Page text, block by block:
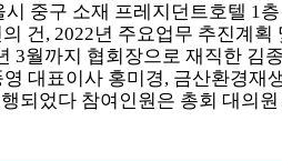
시 중구 소재 프레지던트호텔 1
건, 2022년 주요업무 추진계획
3월까지 협회장으로 재직한 김
영 대표이사 홍미경, 금산환경재
되었다 참여인원은 총회 대의원